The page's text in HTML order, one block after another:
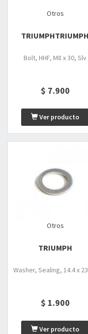
Otros
TRIUMPHTRIUMPH
Bolt, HHF, M8 x 30, Slv
$ 7.900
Ver producto
Otros
TRIUMPH
Washer, Sealing, 14.4 x
$ 1.900
Ver producto